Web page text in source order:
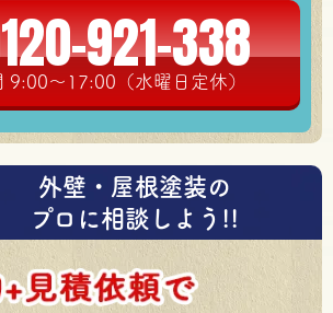
921-338
9:00～17:00（水曜日定休）
外壁・屋根塗装の
プロに相談しよう!!